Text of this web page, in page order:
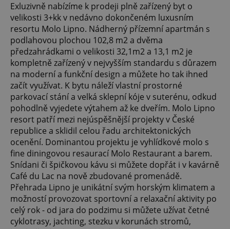
Exluzivně nabízíme k prodeji plně zařízený byt o
velikosti 3+kk v nedávno dokončeném luxusním
resortu Molo Lipno. Nádherný přízemní apartmán s
podlahovou plochou 102,8 m2 a dvěma
předzahrádkami o velikosti 32,1m2 a 13,1 m2 je
kompletně zařízený v nejvyšším standardu s důrazem
na moderní a funkční design a můžete ho tak ihned
začít využívat. K bytu náleží vlastní prostorné
parkovací stání a velká sklepní kóje v suterénu, odkud
pohodlně vyjedete výtahem až ke dveřím. Molo Lipno
resort patří mezi nejúspěšnější projekty v České
republice a sklidil celou řadu architektonických
ocenění. Dominantou projektu je vyhlídkové molo s
fine diningovou resaurací Molo Restaurant a barem.
Snídani či špičkovou kávu si můžete dopřát i v kavárně
Café du Lac na nově zbudované promenádě.
Přehrada Lipno je unikátní svým horským klimatem a
možností provozovat sportovní a relaxační aktivity po
celý rok - od jara do podzimu si můžete užívat četné
cyklotrasy, jachting, stezku v korunách stromů,